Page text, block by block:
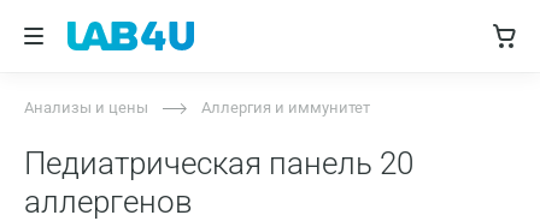
Анализы и цены Аллергия и иммунитет
Педиатрическая панель 20
аллергенов